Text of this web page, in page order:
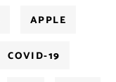
APPLE
COVID-19